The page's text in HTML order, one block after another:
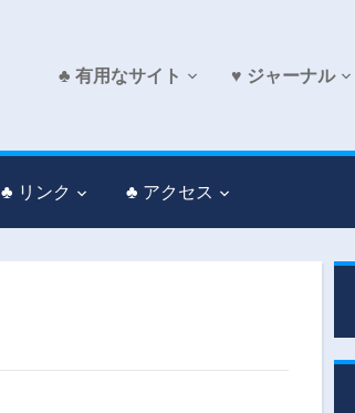
♣ 有用なサイト ♥ ジャーナル
♣ リンク ♣ アクセス